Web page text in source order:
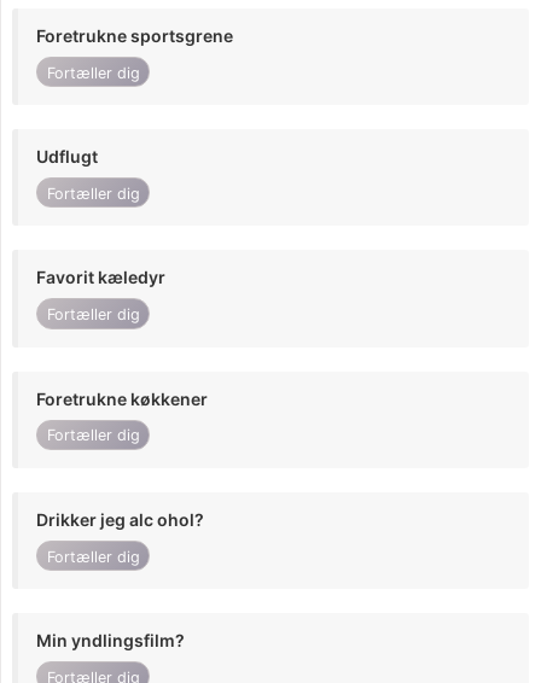
Foretrukne sportsgrene
Fortæller dig
Udflugt
Fortæller dig
Favorit kæledyr
Fortæller dig
Foretrukne køkkener
Fortæller dig
Drikker jeg alc ohol?
Fortæller dig
Min yndlingsfilm?
Fortæller dig